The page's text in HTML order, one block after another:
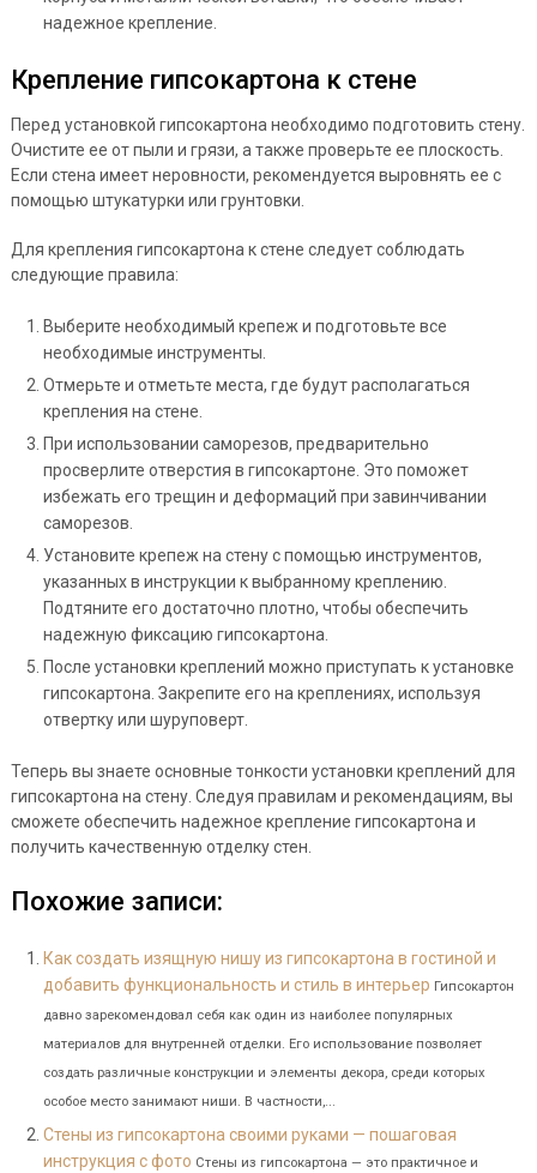
надежное крепление.
Крепление гипсокартона к стене
Перед установкой гипсокартона необходимо подготовить стену.
Очистите ее от пыли и грязи, а также проверьте ее плоскость.
Если стена имеет неровности, рекомендуется выровнять ее с
помощью штукатурки или грунтовки.
Для крепления гипсокартона к стене следует соблюдать
следующие правила:
Выберите необходимый крепеж и подготовьте все
необходимые инструменты.
Отмерьте и отметьте места, где будут располагаться
крепления на стене.
При использовании саморезов, предварительно
просверлите отверстия в гипсокартоне. Это поможет
избежать его трещин и деформаций при завинчивании
саморезов.
Установите крепеж на стену с помощью инструментов,
указанных в инструкции к выбранному креплению.
Подтяните его достаточно плотно, чтобы обеспечить
надежную фиксацию гипсокартона.
После установки креплений можно приступать к установке
гипсокартона. Закрепите его на креплениях, используя
отвертку или шуруповерт.
Теперь вы знаете основные тонкости установки креплений для
гипсокартона на стену. Следуя правилам и рекомендациям, вы
сможете обеспечить надежное крепление гипсокартона и
получить качественную отделку стен.
Похожие записи:
Как создать изящную нишу из гипсокартона в гостиной и
добавить функциональность и стиль в интерьер Гипсокартон
давно зарекомендовал себя как один из наиболее популярных
материалов для внутренней отделки. Его использование позволяет
создать различные конструкции и элементы декора, среди которых
особое место занимают ниши. В частности,...
Стены из гипсокартона своими руками — пошаговая
инструкция с фото Стены из гипсокартона — это практичное и